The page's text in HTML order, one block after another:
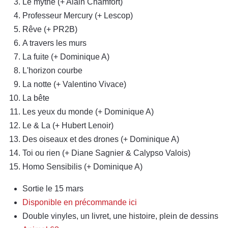
Le mythe (+ Alain Chamfort)
Professeur Mercury (+ Lescop)
Rêve (+ PR2B)
A travers les murs
La fuite (+ Dominique A)
L'horizon courbe
La notte (+ Valentino Vivace)
La bête
Les yeux du monde (+ Dominique A)
Le & La (+ Hubert Lenoir)
Des oiseaux et des drones (+ Dominique A)
Toi ou rien (+ Diane Sagnier & Calypso Valois)
Homo Sensibilis (+ Dominique A)
Sortie le 15 mars
Disponible en précommande ici
Double vinyles, un livret, une histoire, plein de dessins